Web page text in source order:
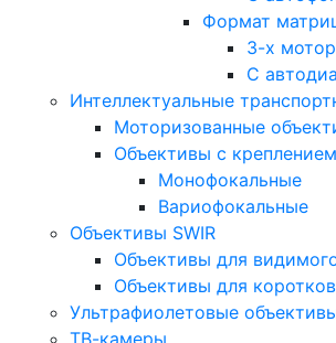
Формат
3-х
С
Интеллектуальные
Моторизованные
Объективы с
Монофокальные
Вариофокальные
Объективы SWIR
Объективы для
Объективы для
Ультрафиолетовые
ТВ-камеры